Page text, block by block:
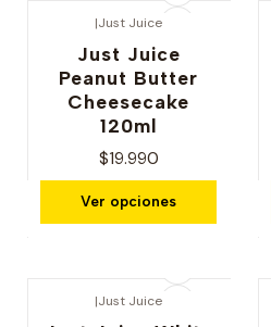
|Just Juice
Just Juice
Peanut Butter
Cheesecake
120ml
$19.990
Ver opciones
|Just Juice